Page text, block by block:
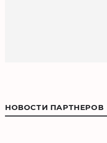
НОВОСТИ ПАРТНЕРОВ